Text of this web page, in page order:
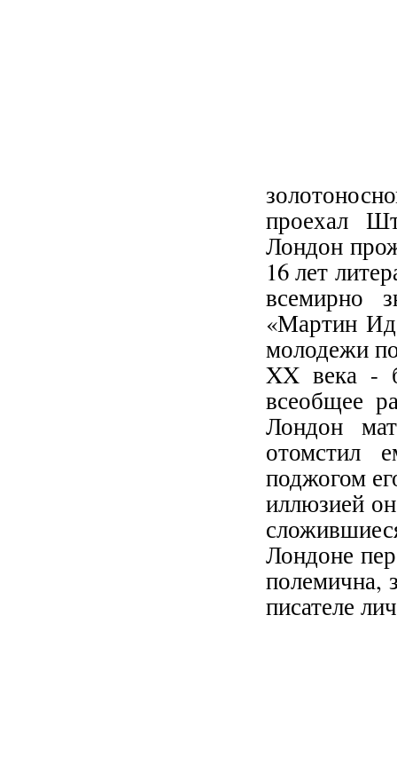
проехал
Лондон
16 лет
всемирно
«Мартин
молодежи
XX века -
всеобщее
Лондон
отомстил
поджогом
иллюзией
Лондоне
полемична,
писателе